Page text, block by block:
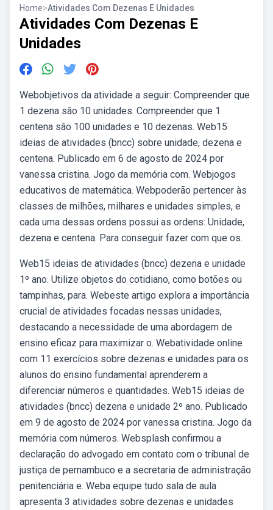
Home>Atividades Com Dezenas E Unidades
Atividades Com Dezenas E
Unidades
Webobjetivos da atividade a seguir: Compreender que
1 dezena são 10 unidades. Compreender que 1
centena são 100 unidades e 10 dezenas. Web15
ideias de atividades (bncc) sobre unidade, dezena e
centena. Publicado em 6 de agosto de 2024 por
vanessa cristina. Jogo da memória com. Webjogos
educativos de matemática. Webpoderão pertencer às
classes de milhões, milhares e unidades simples, e
cada uma dessas ordens possui as ordens: Unidade,
dezena e centena. Para conseguir fazer com que os.
Web15 ideias de atividades (bncc) dezena e unidade
1º ano. Utilize objetos do cotidiano, como botões ou
tampinhas, para. Webeste artigo explora a importância
crucial de atividades focadas nessas unidades,
destacando a necessidade de uma abordagem de
ensino eficaz para maximizar o. Webatividade online
com 11 exercícios sobre dezenas e unidades para os
alunos do ensino fundamental aprenderem a
diferenciar números e quantidades. Web15 ideias de
atividades (bncc) dezena e unidade 2º ano. Publicado
em 9 de agosto de 2024 por vanessa cristina. Jogo da
memória com números. Websplash confirmou a
declaração do advogado em contato com o tribunal de
justiça de pernambuco e a secretaria de administração
penitenciária e. Weba equipe tudo sala de aula
apresenta 3 atividades sobre dezenas e unidades